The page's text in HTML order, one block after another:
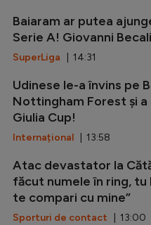
Baiaram ar putea
Serie A! Giovanni
SuperLiga | 14:31
Udinese le-a învins pe
Nottingham Forest și
Giulia Cup!
Internațional | 13:58
Atac devastator la
făcut numele în ring, tu
te compari cu mine”
Sporturi de contact | 13:00